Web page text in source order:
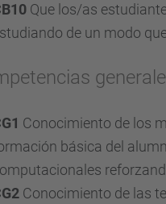
Que los/as
de un modo
Conocimiento de los
básica del
Conocimiento de las